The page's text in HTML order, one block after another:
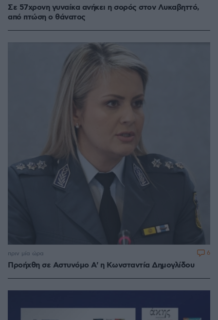
Σε 57χρονη γυναίκα ανήκει η σορός στον Λυκαβηττό,
από πτώση ο θάνατος
Προήχθη σε Αστυνόμο Α' η Κωνσταντία Δημογλίδου
πριν μία ώρα 6